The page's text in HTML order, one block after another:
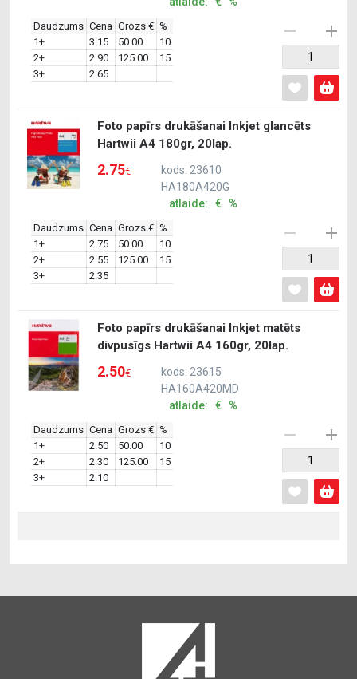
Daudzums Cena Grozs € %
1+
3.15 50.00
10
2+
2.90 125.00
15
3+
2.65
Foto papīrs drukāšanai Inkjet glancēts
Hartwii A4 180gr, 20lap.
2.75€
kods: 23610
HA180A420G
atlaide: € %
Daudzums Cena Grozs € %
1+
2.75 50.00
10
2+
2.55 125.00
15
3+
2.35
Foto papīrs drukāšanai Inkjet matēts
divpusīgs Hartwii A4 160gr, 20lap.
2.50€
kods: 23615
HA160A420MD
atlaide: € %
Daudzums Cena Grozs € %
1+
2.50 50.00
10
2+
2.30 125.00
15
3+
2.10